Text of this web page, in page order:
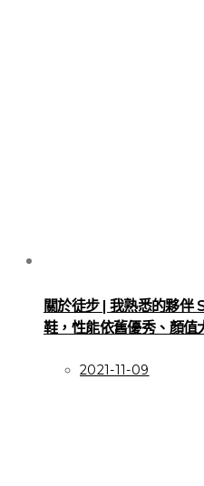
關於徒步 | 我熟悉的夥
鞋，性能依舊優秀、顏值
2021-11-09